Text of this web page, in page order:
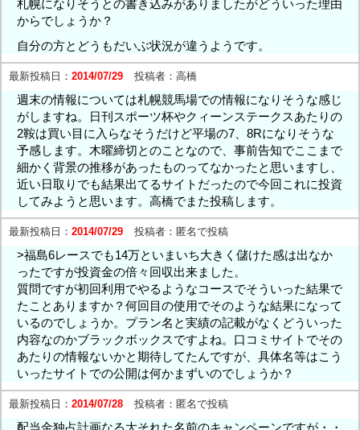
札幌になりそうとの書き込みがありましたがどういった理由
からでしょうか？
自分の方とどうもだいぶ状況が違うようです。
最新投稿日： 2014/07/29 投稿者： 高橋
週末の情報については札幌競馬場での情報になりそうな感じ
がしますね。日刊スポーツ杯やクィーンステークスあたりの
2鞍は買い目に入らなそうだけど平場の7、8Rになりそうな
予感します。木曜締切とのことなので、事前告知でここまで
細かく背景の推移があったものってなかったと思いますし、
近い日取りでも結果出てるサイトだったので今回これに投資
してみようと思います。高橋でまた投稿します。
最新投稿日： 2014/07/29 投稿者： 匿名で投稿
>福島6レースでも14万といまいち大きく儲けた感は出なか
ったですが投資金の倍々回収出来ました。
質問ですが初回利用でやるようなコースでそういった結果で
たことありますか？何回目の使用でそのような結果になって
いるのでしょうか。プラン名と実績の記載がなくどういった
内容なのかブラックボックスですよね。口コミサイトでその
あたりの情報ないかと期待してたんですが、具体名等はこう
いったサイトでの公開は何かまずいのでしょうか？
最新投稿日： 2014/07/28 投稿者： 匿名で投稿
配当金独占計画なる大それた名前のキャンペーンですが・・